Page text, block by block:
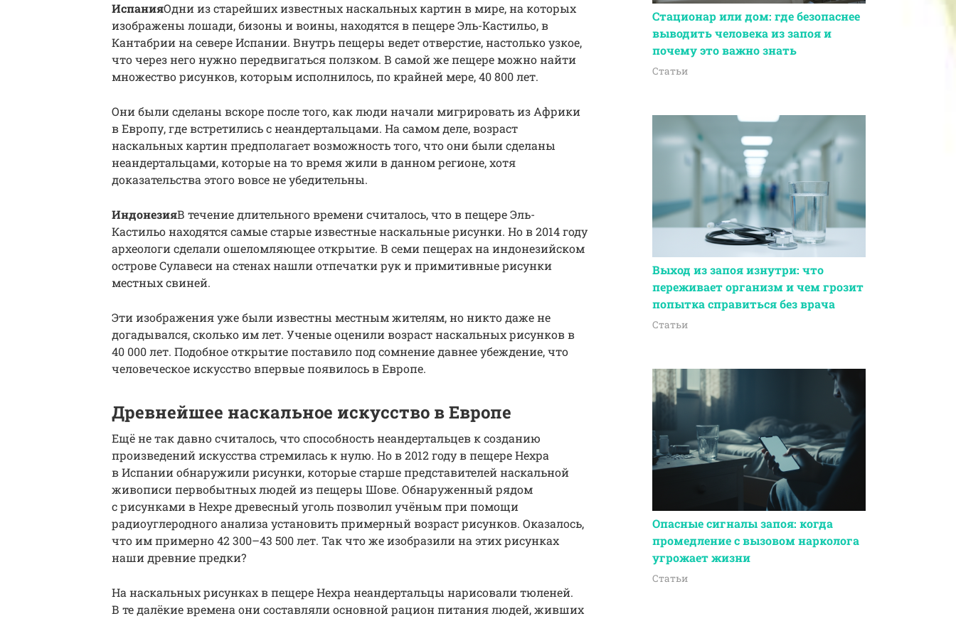
ИспанияОдни из старейших известных наскальных картин в мире, на которых
изображены лошади, бизоны и воины, находятся в пещере Эль-Кастильо, в
Кантабрии на севере Испании. Внутрь пещеры ведет отверстие, настолько узкое,
что через него нужно передвигаться ползком. В самой же пещере можно найти
множество рисунков, которым исполнилось, по крайней мере, 40 800 лет.
Они были сделаны вскоре после того, как люди начали мигрировать из Африки
в Европу, где встретились с неандертальцами. На самом деле, возраст
наскальных картин предполагает возможность того, что они были сделаны
неандертальцами, которые на то время жили в данном регионе, хотя
доказательства этого вовсе не убедительны.
ИндонезияВ течение длительного времени считалось, что в пещере Эль-
Кастильо находятся самые старые известные наскальные рисунки. Но в 2014 году
археологи сделали ошеломляющее открытие. В семи пещерах на индонезийском
острове Сулавеси на стенах нашли отпечатки рук и примитивные рисунки
местных свиней.
Эти изображения уже были известны местным жителям, но никто даже не
догадывался, сколько им лет. Ученые оценили возраст наскальных рисунков в
40 000 лет. Подобное открытие поставило под сомнение давнее убеждение, что
человеческое искусство впервые появилось в Европе.
Древнейшее наскальное искусство в Европе
Ещё не так давно считалось, что способность неандертальцев к созданию
произведений искусства стремилась к нулю. Но в 2012 году в пещере Нехра
в Испании обнаружили рисунки, которые старше представителей наскальной
живописи первобытных людей из пещеры Шове. Обнаруженный рядом
с рисунками в Нехре древесный уголь позволил учёным при помощи
радиоуглеродного анализа установить примерный возраст рисунков. Оказалось,
что им примерно 42 300–43 500 лет. Так что же изобразили на этих рисунках
наши древние предки?
На наскальных рисунках в пещере Нехра неандертальцы нарисовали тюленей.
В те далёкие времена они составляли основной рацион питания людей, живших
Стационар или дом: где безопаснее
выводить человека из запоя и
почему это важно знать
Статьи
Выход из запоя изнутри: что
переживает организм и чем грозит
попытка справиться без врача
Статьи
Опасные сигналы запоя: когда
промедление с вызовом нарколога
угрожает жизни
Статьи